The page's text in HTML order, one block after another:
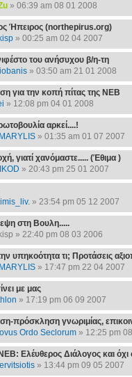
» 06:39 am 08 01 2008
Ήπειρος (northepirus.org)
» 00:25 am 02 04 2007
του ανήσυχου β/η-τη
» 03:50 am 21 01 2008
για την κοπή πίτας της ΝΕΒ
» 12:08 pm 04 01 2008
αρκεί....!
» 01:35 am 01 07 2007
γιατί χανόμαστε..... (Έθιμα )
» 20:43 pm 25 01 2007
» 23:54 pm 05 12 2007
στη Βουλη.....
» 22:40 pm 08 03 2006
υπηκοότητα τι; Προτάσεις
» 17:47 pm 22 04 2007
με μας
» 17:19 pm 06 09 2007
πρόσκληση γνωριμίας,
Ordo Seclorum» 12:25 pm
Ελέυθερος Διάλογος και όχι
» 13:44 pm 09 05 2007